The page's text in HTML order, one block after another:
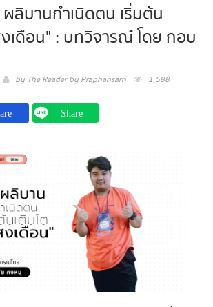
ลิบานกำเนิดตน เริ่มต้น
เดือน" : บทวิจารณ์ โดย กอบ
by The Reader by Praphansarn 1,588